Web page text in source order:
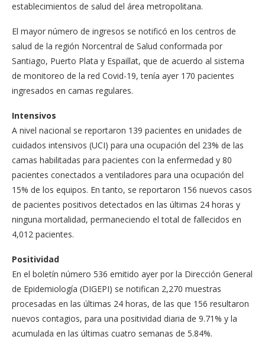
establecimien­tos de salud del área metropolitana.
El mayor número de ingresos se notificó en los centros de
salud de la región Norcentral de Salud conformada por
Santiago, Puerto Plata y Espaillat, que de acuer­do al sistema
de monito­reo de la red Covid-19, tenía ayer 170 pacientes
ingresados en camas re­gulares.
Intensivos
A nivel nacional se re­portaron 139 pacientes en unidades de
cuidados intensivos (UCI) para una ocupación del 23% de las
camas habilitadas para pacientes con la en­fermedad y 80
pacientes conectados a ventiladores para una ocupación del
15% de los equipos. En tanto, se reportaron 156 nuevos casos
de pacientes positivos detectados en las últimas 24 horas y
nin­guna mortalidad, perma­neciendo el total de falle­cidos en
4,012 pacientes.
Positividad
En el boletín número 536 emitido ayer por la Di­rección General
de Epi­demiología (DIGEPI) se notifican 2,270 muestras
procesadas en las últimas 24 horas, de las que 156 resultaron
nuevos con­tagios, para una positi­vidad diaria de 9.71% y la
acumulada en las úl­timas cuatro semanas de 5.84%.